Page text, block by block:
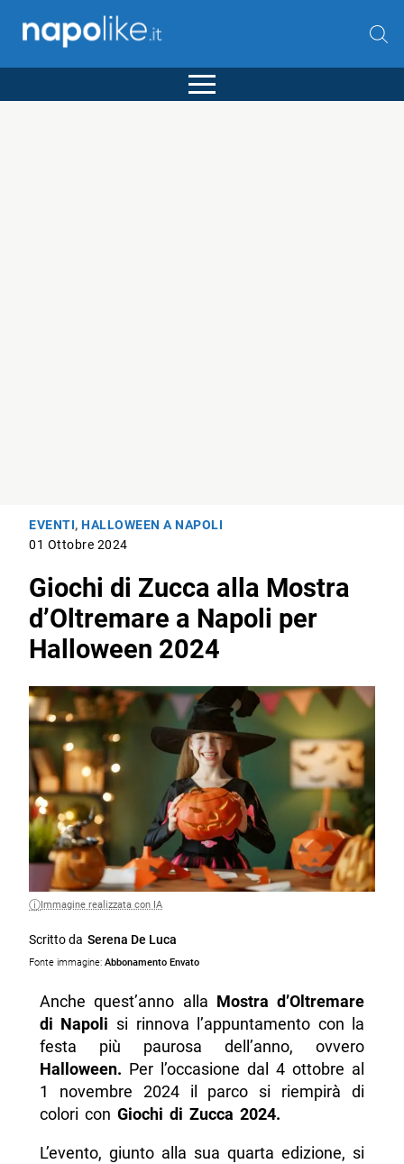
EVENTI,HALLOWEEN A NAPOLI
01 Ottobre 2024
Giochi di Zucca alla Mostra
d’Oltremare a Napoli per
Halloween 2024
Immagine realizzata con IA
Scritto da Serena De Luca
Fonte immagine: Abbonamento Envato
Anche quest’anno alla Mostra d’Oltremare
di Napoli si rinnova l’appuntamento con la
festa più paurosa dell’anno, ovvero
Halloween. Per l’occasione dal 4 ottobre al
1 novembre 2024 il parco si riempirà di
colori con Giochi di Zucca 2024.
L’evento, giunto alla sua quarta edizione, si